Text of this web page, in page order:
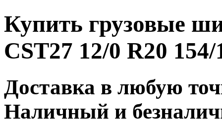
Купить грузовые
CST27 12/0 R20
Доставка в любую
Наличный и